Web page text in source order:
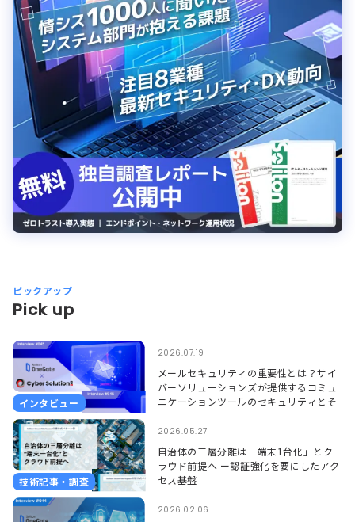
ピックアップ
Pick up
インタビュー
2026.07.19
メールセキュリティの重要性とは？サイ
バーソリューションズが提供するコミュ
ニケーションツールのセキュリティとそ
技術記事・調査
2026.05.27
自治体の三層分離は「端末1台化」とク
ラウド前提へ ー認証強化を要にしたアク
セス基盤
2026.02.06